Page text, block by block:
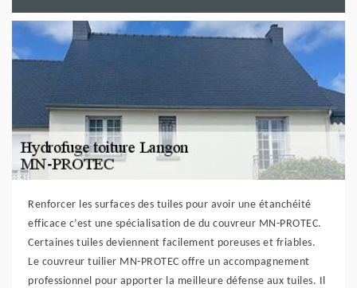
Renforcer les surfaces des tuiles pour avoir une étanchéité
efficace c’est une spécialisation de du couvreur MN-PROTEC.
Certaines tuiles deviennent facilement poreuses et friables.
Le couvreur tuilier MN-PROTEC offre un accompagnement
professionnel pour apporter la meilleure défense aux tuiles. Il